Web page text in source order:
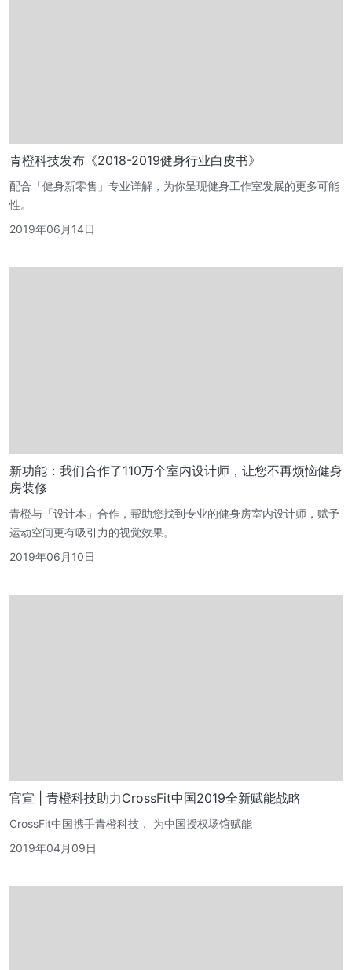
青橙科技发布《2018-2019健身行业白皮书》
配合「健身新零售」专业详解，为你呈现健身工作室发展的更多可能
性。
2019年06月14日
新功能：我们合作了110万个室内设计师，让您不再烦恼健身
房装修
青橙与「设计本」合作，帮助您找到专业的健身房室内设计师，赋予
运动空间更有吸引力的视觉效果。
2019年06月10日
官宣 | 青橙科技助力CrossFit中国2019全新赋能战略
CrossFit中国携手青橙科技， 为中国授权场馆赋能
2019年04月09日